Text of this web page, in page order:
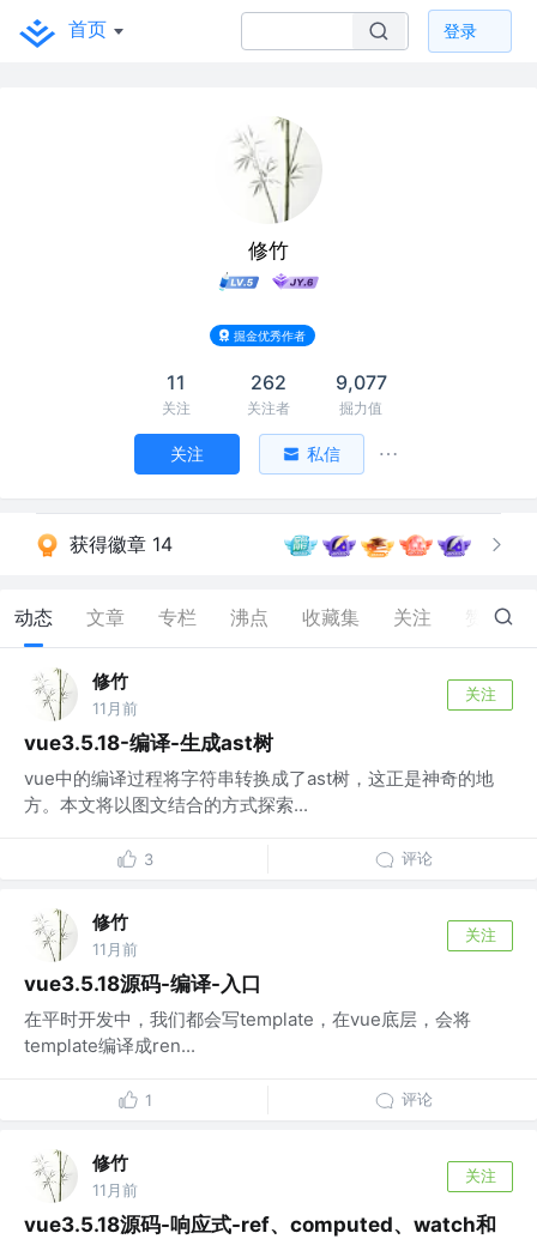
首页 登录
修竹
掘金优秀作者
11
关注
262
关注者
9,077
掘力值
关注 私信
获得徽章 14
动态 文章 专栏 沸点 收藏集 关注 173
修竹
11月前
关注
vue3.5.18-编译-生成ast树
vue中的编译过程将字符串转换成了ast树，这正是神奇的地
方。本文将以图文结合的方式探索...
3 评论
修竹
11月前
关注
vue3.5.18源码-编译-入口
在平时开发中，我们都会写template，在vue底层，会将
template编译成ren...
1 评论
修竹
11月前
关注
vue3.5.18源码-响应式-ref、computed、watch和